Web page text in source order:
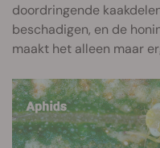
doordringende
beschadigen, en de
maakt het alleen maar